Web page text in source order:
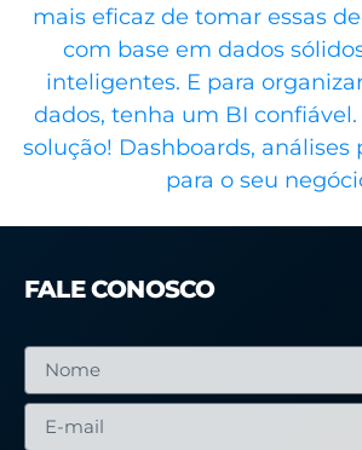
mais eficaz de tomar essas
com base em dados
inteligentes. E para
dados, tenha um BI confiável.
solução! Dashboards, análises
para o seu
FALE CONOSCO